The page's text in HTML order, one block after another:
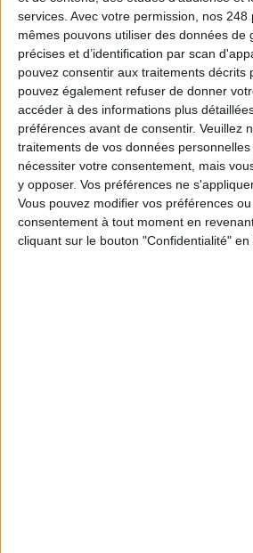
services. Avec votre permission, nos 248
mêmes pouvons utiliser des données de
précises et d’identification par scan
pouvez consentir aux traitements décrits
pouvez également refuser de donner
accéder à des informations plus
préférences avant de consentir. Veuillez
traitements de vos données
nécessiter votre consentement, mais
y opposer. Vos préférences ne
Vous pouvez modifier vos préférences
consentement à tout moment en
cliquant sur le bouton "Confidentialité" en
Le Bénin bascule dans
azimuts
Construire et faire vivre
d’archivage : mode
mémoire